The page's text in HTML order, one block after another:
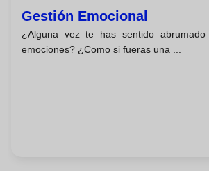
Gestión Emocional
¿Alguna vez te has sentido
emociones? ¿Como si fueras una ...